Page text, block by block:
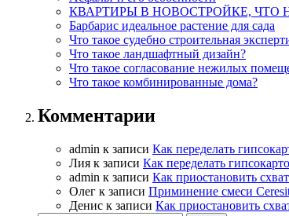
КВАРТИРЫ В НОВОСТРОЙКЕ, ЧТО
Барбарис идеальное растение для сада
Что такое судебно строительная
Что такое ландшафтный дизайн?
Что такое согласование нежилых
Что такое комбинированные дома?
Комментарии
admin к записи Как переделать
Лия к записи Как переделать
admin к записи Как приостановить
Олег к записи Приминение смеси
Денис к записи Как приостановить